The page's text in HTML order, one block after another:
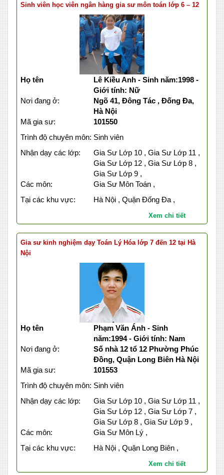
Sinh viên học viên ngân hàng gia sư môn toán lớp 6 – 12
Họ tên
Lê Kiều Anh - Sinh năm:1998 -
Giới tính: Nữ
Nơi đang ở:
Ngõ 41, Đông Tác , Đống Đa,
Hà Nội
Mã gia sư:
101550
Trình độ chuyên môn: Sinh viên
Nhận dạy các lớp:
Gia Sư Lớp 10 , Gia Sư Lớp 11 ,
Gia Sư Lớp 12 , Gia Sư Lớp 8 ,
Gia Sư Lớp 9 ,
Các môn:
Gia Sư Môn Toán ,
Tại các khu vực:
Hà Nội , Quận Đống Đa ,
Xem chi tiết
Gia sư kinh nghiệm dạy Toán Lý Hóa lớp 7 đến 12 tại Hà
Nội
Họ tên
Phạm Văn Ánh - Sinh
năm:1994 - Giới tính: Nam
Nơi đang ở:
Số nhà 12 tổ 12 Phường Phúc
Đồng, Quận Long Biên Hà Nội
Mã gia sư:
101553
Trình độ chuyên môn: Sinh viên
Nhận dạy các lớp:
Gia Sư Lớp 10 , Gia Sư Lớp 11 ,
Gia Sư Lớp 12 , Gia Sư Lớp 7 ,
Gia Sư Lớp 8 , Gia Sư Lớp 9 ,
Các môn:
Gia Sư Môn Lý ,
Tại các khu vực:
Hà Nội , Quận Long Biên ,
Xem chi tiết